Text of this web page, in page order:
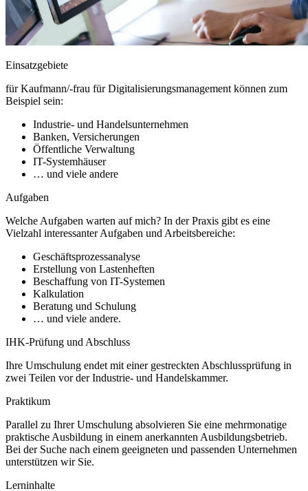
Einsatzgebiete
für Kaufmann/-frau für Digitalisierungsmanagement können zum
Beispiel sein:
Industrie- und Handelsunternehmen
Banken, Versicherungen
Öffentliche Verwaltung
IT-Systemhäuser
… und viele andere
Aufgaben
Welche Aufgaben warten auf mich? In der Praxis gibt es eine
Vielzahl interessanter Aufgaben und Arbeitsbereiche:
Geschäftsprozessanalyse
Erstellung von Lastenheften
Beschaffung von IT-Systemen
Kalkulation
Beratung und Schulung
… und viele andere.
IHK-Prüfung und Abschluss
Ihre Umschulung endet mit einer gestreckten Abschlussprüfung in
zwei Teilen vor der Industrie- und Handelskammer.
Praktikum
Parallel zu Ihrer Umschulung absolvieren Sie eine mehrmonatige
praktische Ausbildung in einem anerkannten Ausbildungsbetrieb.
Bei der Suche nach einem geeigneten und passenden Unternehmen
unterstützen wir Sie.
Lerninhalte